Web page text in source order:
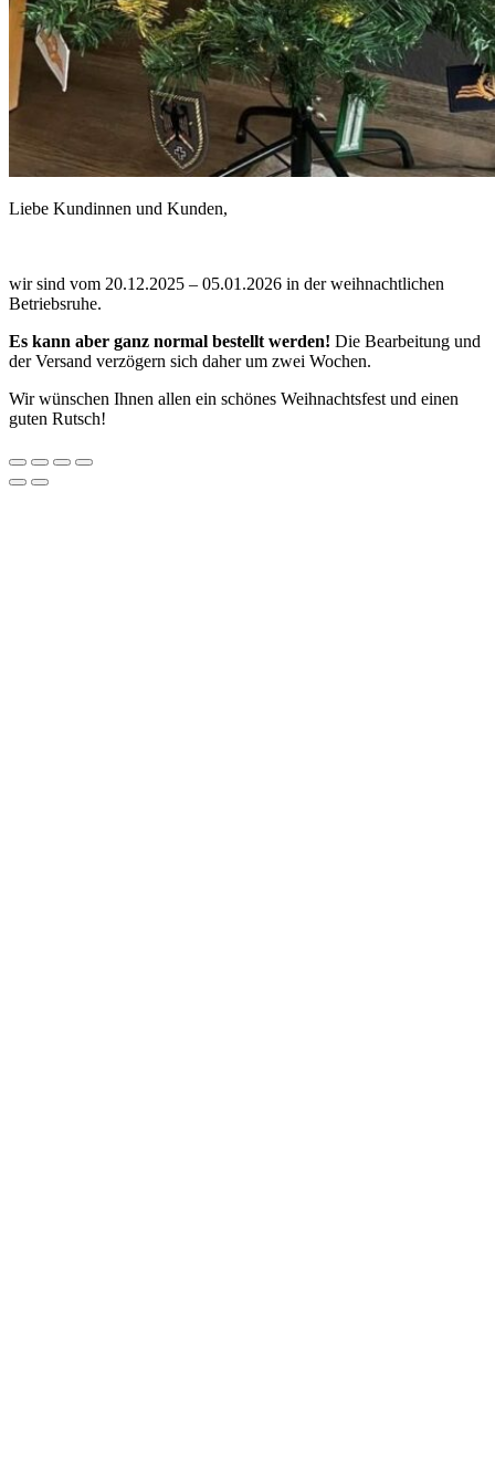
Liebe Kundinnen und Kunden,
wir sind vom 20.12.2025 – 05.01.2026 in der weihnachtlichen
Betriebsruhe.
Es kann aber ganz normal bestellt werden! Die Bearbeitung und
der Versand verzögern sich daher um zwei Wochen.
Wir wünschen Ihnen allen ein schönes Weihnachtsfest und einen
guten Rutsch!